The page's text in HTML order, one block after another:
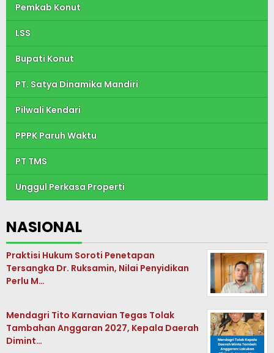
Pemkab Konut
LSS
Bupati Konut
PT. Satya Dinamika Mandiri
Pilwali Kendari
PPPK Paruh Waktu
PT TMS
Unggul Perkasa Properti
NASIONAL
Praktisi Hukum Soroti Penetapan
Tersangka Dr. Ruksamin, Nilai Penyidikan
Perlu M…
Mendagri Tito Karnavian Tegas Tolak
Tambahan Anggaran 2027, Kepala Daerah
Dimint…